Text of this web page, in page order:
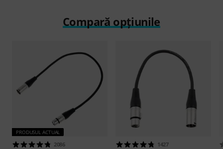
Compară opțiunile
PRODUSUL ACTUAL
2086 1427